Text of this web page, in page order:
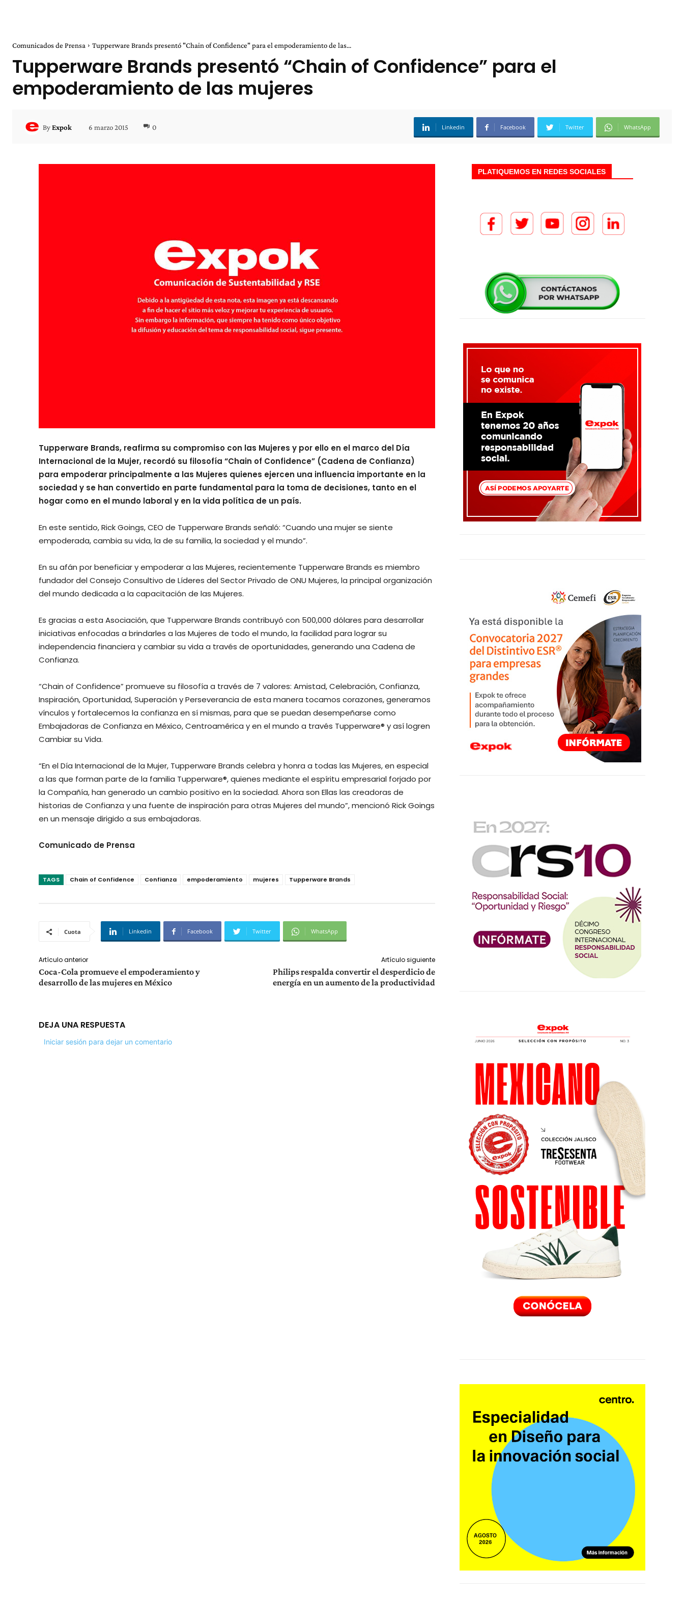
Comunicados de Prensa Tupperware Brands presentó "Chain of Confidence" para el empoderamiento de las...
Tupperware Brands presentó “Chain of Confidence” para el
empoderamiento de las mujeres
ByExpok 6 marzo 2015 0 Linkedin Facebook Twitter WhatsApp
Tupperware Brands, reafirma su compromiso con las Mujeres y por ello en el marco del Día
Internacional de la Mujer, recordó su filosofía “Chain of Confidence” (Cadena de Confianza)
para empoderar principalmente a las Mujeres quienes ejercen una influencia importante en la
sociedad y se han convertido en parte fundamental para la toma de decisiones, tanto en el
hogar como en el mundo laboral y en la vida política de un país.
En este sentido, Rick Goings, CEO de Tupperware Brands señaló: “Cuando una mujer se siente
empoderada, cambia su vida, la de su familia, la sociedad y el mundo”.
En su afán por beneficiar y empoderar a las Mujeres, recientemente Tupperware Brands es miembro
fundador del Consejo Consultivo de Líderes del Sector Privado de ONU Mujeres, la principal organización
del mundo dedicada a la capacitación de las Mujeres.
Es gracias a esta Asociación, que Tupperware Brands contribuyó con 500,000 dólares para desarrollar
iniciativas enfocadas a brindarles a las Mujeres de todo el mundo, la facilidad para lograr su
independencia financiera y cambiar su vida a través de oportunidades, generando una Cadena de
Confianza.
“Chain of Confidence” promueve su filosofía a través de 7 valores: Amistad, Celebración, Confianza,
Inspiración, Oportunidad, Superación y Perseverancia de esta manera tocamos corazones, generamos
vínculos y fortalecemos la confianza en sí mismas, para que se puedan desempeñarse como
Embajadoras de Confianza en México, Centroamérica y en el mundo a través Tupperware® y así logren
Cambiar su Vida.
“En el Día Internacional de la Mujer, Tupperware Brands celebra y honra a todas las Mujeres, en especial
a las que forman parte de la familia Tupperware®, quienes mediante el espíritu empresarial forjado por
la Compañía, han generado un cambio positivo en la sociedad. Ahora son Ellas las creadoras de
historias de Confianza y una fuente de inspiración para otras Mujeres del mundo”, mencionó Rick Goings
en un mensaje dirigido a sus embajadoras.
Comunicado de Prensa
TAGS Chain of Confidence Confianza empoderamiento mujeres Tupperware Brands
Cuota Linkedin Facebook Twitter WhatsApp
Artículo anterior
Coca-Cola promueve el empoderamiento y
desarrollo de las mujeres en México
Artículo siguiente
Philips respalda convertir el desperdicio de
energía en un aumento de la productividad
DEJA UNA RESPUESTA
Iniciar sesión para dejar un comentario
PLATIQUEMOS EN REDES SOCIALES